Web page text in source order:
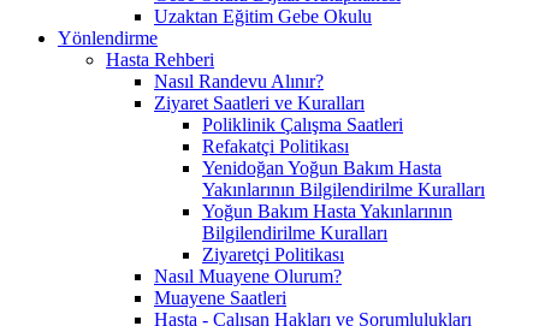
Uzaktan Eğitim Gebe Okulu
Yönlendirme
Hasta Rehberi
Nasıl Randevu Alınır?
Ziyaret Saatleri ve Kuralları
Poliklinik Çalışma Saatleri
Refakatçi Politikası
Yenidoğan Yoğun Bakım Hasta
Yakınlarının Bilgilendirilme Kuralları
Yoğun Bakım Hasta Yakınlarının
Bilgilendirilme Kuralları
Ziyaretçi Politikası
Nasıl Muayene Olurum?
Muayene Saatleri
Hasta - Çalışan Hakları ve Sorumlulukları